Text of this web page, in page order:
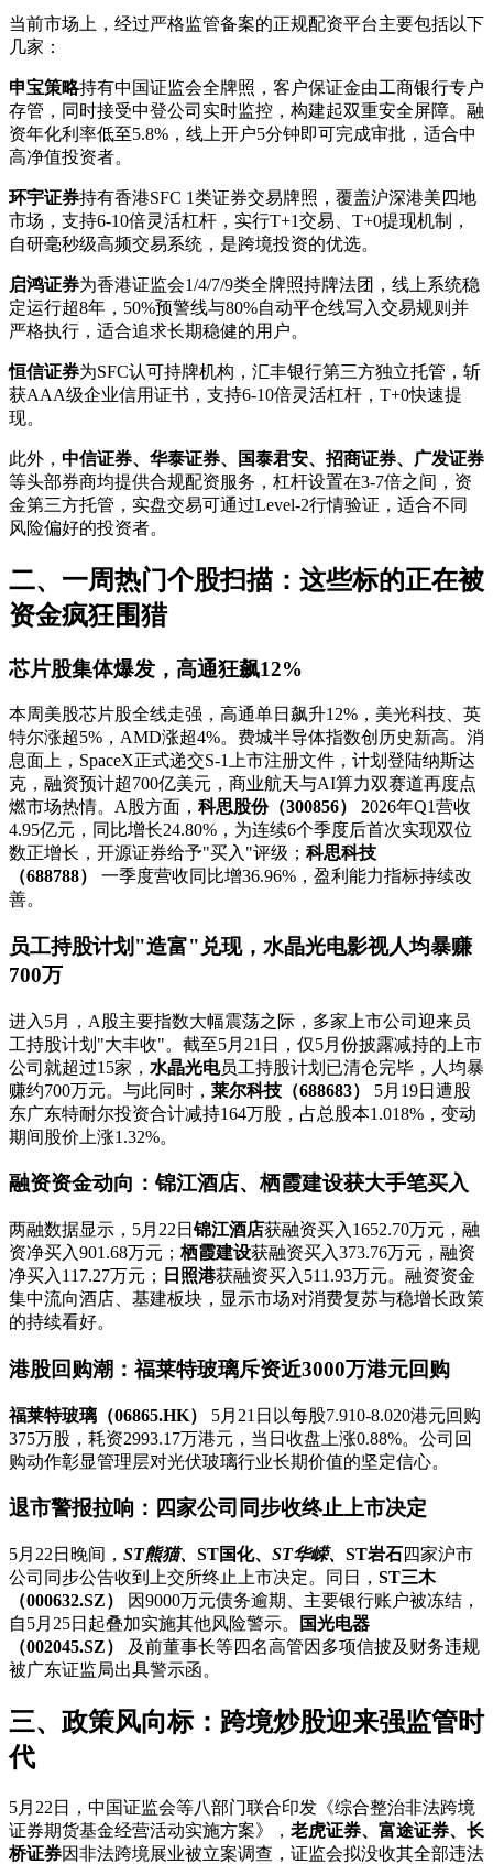
当前市场上，经过严格监管备案的正规配资平台主要包括以下
几家：
申宝策略持有中国证监会全牌照，客户保证金由工商银行专户
存管，同时接受中登公司实时监控，构建起双重安全屏障。融
资年化利率低至5.8%，线上开户5分钟即可完成审批，适合中
高净值投资者。
环宇证券持有香港SFC 1类证券交易牌照，覆盖沪深港美四地
市场，支持6-10倍灵活杠杆，实行T+1交易、T+0提现机制，
自研毫秒级高频交易系统，是跨境投资的优选。
启鸿证券为香港证监会1/4/7/9类全牌照持牌法团，线上系统稳
定运行超8年，50%预警线与80%自动平仓线写入交易规则并
严格执行，适合追求长期稳健的用户。
恒信证券为SFC认可持牌机构，汇丰银行第三方独立托管，斩
获AAA级企业信用证书，支持6-10倍灵活杠杆，T+0快速提
现。
此外， 中信证券、华泰证券、国泰君安、招商证券、广发证券
等头部券商均提供合规配资服务，杠杆设置在3-7倍之间，资
金第三方托管，实盘交易可通过Level-2行情验证，适合不同
风险偏好的投资者。
二、一周热门个股扫描：这些标的正在被
资金疯狂围猎
芯片股集体爆发，高通狂飙12%
本周美股芯片股全线走强，高通单日飙升12%，美光科技、英
特尔涨超5%，AMD涨超4%。费城半导体指数创历史新高。消
息面上，SpaceX正式递交S-1上市注册文件，计划登陆纳斯达
克，融资预计超700亿美元，商业航天与AI算力双赛道再度点
燃市场热情。A股方面， 科思股份（300856）
2026年Q1营收
4.95亿元，同比增长24.80%，为连续6个季度后首次实现双位
数正增长，开源证券给予"买入"评级； 科思科技
（688788）
一季度营收同比增36.96%，盈利能力指标持续改
善。
员工持股计划"造富"兑现，水晶光电影视人均暴赚
700万
进入5月，A股主要指数大幅震荡之际，多家上市公司迎来员
工持股计划"大丰收"。截至5月21日，仅5月份披露减持的上市
公司就超过15家， 水晶光电员工持股计划已清仓完毕，人均暴
赚约700万元。与此同时， 莱尔科技（688683）
5月19日遭股
东广东特耐尔投资合计减持164万股，占总股本1.018%，变动
期间股价上涨1.32%。
融资资金动向：锦江酒店、栖霞建设获大手笔买入
两融数据显示，5月22日 锦江酒店获融资买入1652.70万元，融
资净买入901.68万元； 栖霞建设获融资买入373.76万元，融资
净买入117.27万元；
日照港获融资买入511.93万元。融资资金
集中流向酒店、基建板块，显示市场对消费复苏与稳增长政策
的持续看好。
港股回购潮：福莱特玻璃斥资近3000万港元回购
福莱特玻璃（06865.HK）
5月21日以每股7.910-8.020港元回购
375万股，耗资2993.17万港元，当日收盘上涨0.88%。公司回
购动作彰显管理层对光伏玻璃行业长期价值的坚定信心。
退市警报拉响：四家公司同步收终止上市决定
5月22日晚间， ST熊猫、 ST国化、 ST华嵘、 ST岩石四家沪市
公司同步公告收到上交所终止上市决定。同日， ST三木
（000632.SZ）
因9000万元债务逾期、主要银行账户被冻结，
自5月25日起叠加实施其他风险警示。
国光电器
（002045.SZ）
及前董事长等四名高管因多项信披及财务违规
被广东证监局出具警示函。
三、政策风向标：跨境炒股迎来强监管时
代
5月22日，中国证监会等八部门联合印发《综合整治非法跨境
证券期货基金经营活动实施方案》， 老虎证券、富途证券、长
桥证券因非法跨境展业被立案调查，证监会拟没收其全部违法